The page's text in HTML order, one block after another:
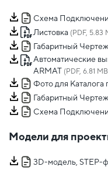
Схема
Листовка (PDF, 5.83
Габаритный Чертеж
Автоматические
ARMAT (PDF, 6.81
Фото для Каталога
Габаритный Чертеж
Схема
Модели для
3D-модель, STEP-